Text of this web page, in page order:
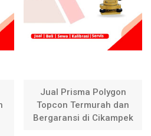
Jual Prisma Polygon
Topcon Termurah dan
Bergaransi di Cikampek